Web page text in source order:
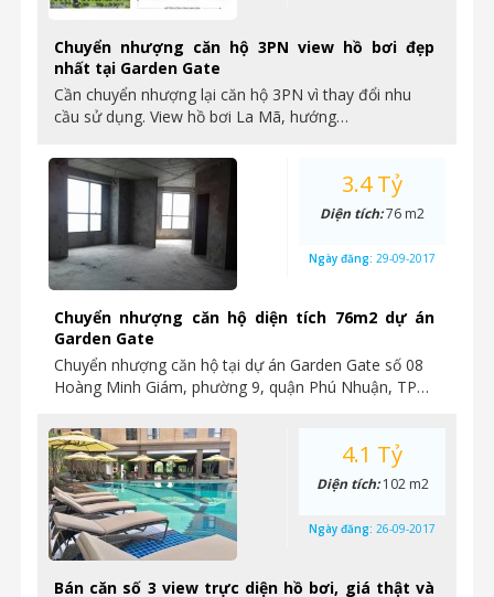
Chuyển nhượng căn hộ 3PN view hồ bơi đẹp
nhất tại Garden Gate
Cần chuyển nhượng lại căn hộ 3PN vì thay đổi nhu
cầu sử dụng. View hồ bơi La Mã, hướng…
Chuyển nhượng căn hộ diện tích 76m2 dự án
Garden Gate
Chuyển nhượng căn hộ tại dự án Garden Gate số 08
Hoàng Minh Giám, phường 9, quận Phú Nhuận, TP…
3.4 Tỷ
Diện tích:76 m2
Ngày đăng: 29-09-2017
Bán căn số 3 view trực diện hồ bơi, giá thật và
4.1 Tỷ
Diện tích:102 m2
Ngày đăng: 26-09-2017